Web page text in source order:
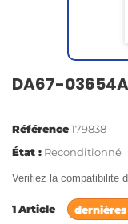
DA67-
Référence179838
État : Reconditionné
Verifiez la compatibilite
1Article